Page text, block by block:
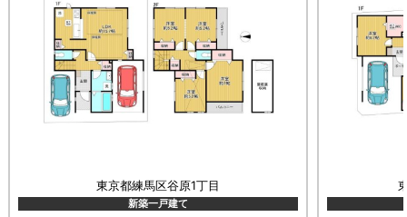
東京都練馬区谷原1丁目
新築一戸建て